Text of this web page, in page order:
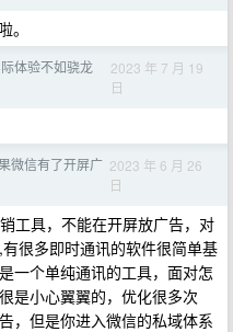
。
体验不如骁龙
2023 年 7 月 19
日
微信有了开屏广 2023 年 6 月 26
日
工具，不能在开屏放广告，对
很多即时通讯的软件很简单基
一个单纯通讯的工具，面对怎
是小心翼翼的，优化很多次
，但是你进入微信的私域体系